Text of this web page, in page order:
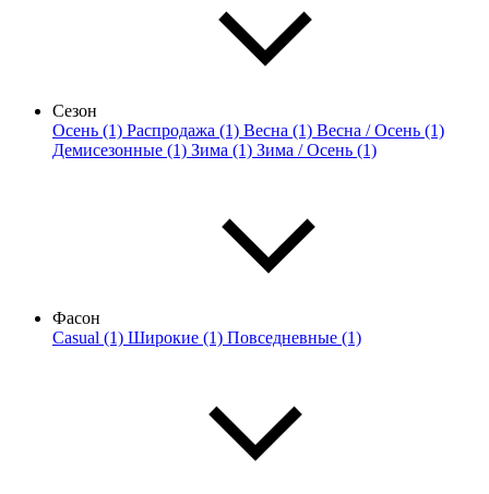
Сезон
Осень (1) Распродажа (1) Весна (1) Весна / Осень (1)
Демисезонные (1) Зима (1) Зима / Осень (1)
Фасон
Casual (1) Широкие (1) Повседневные (1)